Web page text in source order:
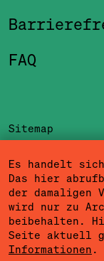
FAQ
Sitemap
Es handelt
Das hier
der damaligen
wird nur zu
beibehalten.
Seite aktuell
Informationen .